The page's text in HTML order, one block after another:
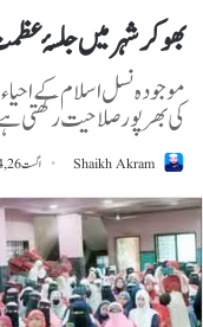
بھوکر شہر میں جلسۂ
موجودہ نسل اسلام کے
کی بھرپور صلاحیت رکھتی
Shaikh Akram اگست 26, 2024